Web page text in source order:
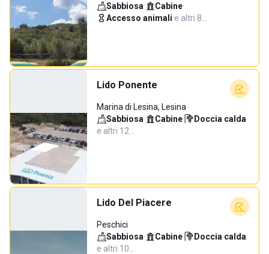
Sabbiosa· Cabine·
Accesso animali·e altri 8…
Lido Ponente
Marina di Lesina, Lesina
Sabbiosa· Cabine· Doccia calda·
e altri 12…
Lido Del Piacere
Peschici
Sabbiosa· Cabine· Doccia calda·
e altri 10…